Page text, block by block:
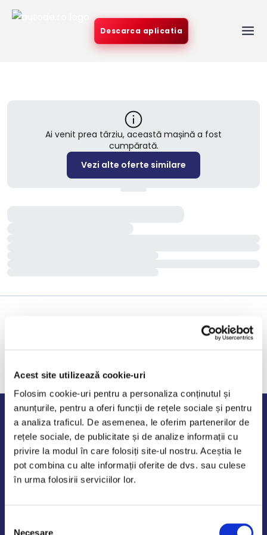
Acest site utilizează cookie-uri
Folosim cookie-uri pentru a personaliza conținutul și
anunțurile, pentru a oferi funcții de rețele sociale și pentru
a analiza traficul. De asemenea, le oferim partenerilor de
rețele sociale, de publicitate și de analize informații cu
privire la modul în care folosiți site-ul nostru. Aceștia le
pot combina cu alte informații oferite de dvs. sau culese
în urma folosirii serviciilor lor.
Necesare
Descarca aplicatia
Ai venit prea târziu, această mașină a fost
cumpărată.
Vezi alte oferte similare
Program de lucru
Luni - Vineri: 09:00-18:00
Sambata - Duminica: 10:00-14:00